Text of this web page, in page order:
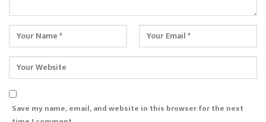
Save my name, email, and website in this browser for the next